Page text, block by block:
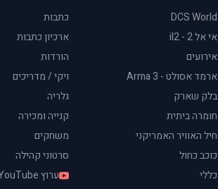
DCS World
אי אל 2 - il2
אירועים
ארמד אסולט - Arma 3
בלק שארק
חומרה ביתית
חיל האוויר האמריקני
כוכב כחול
כללי
כתבות
ארכיון כתבות
הורדות
ויקי / מדריכים
גלריה
קנייה ומכירה
משחקים
סרטוני קהילה
ערוץ YouTube הרשמי